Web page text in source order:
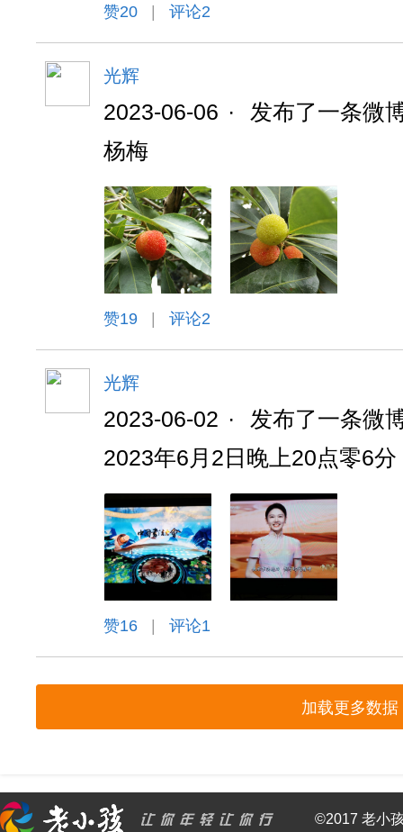
赞20 评论2
光辉
2023-06-06 ·
发布了一条微
杨梅
赞19 评论2
光辉
2023-06-02 ·
发布了一条微
2023年6月2日晚上20点零6
赞16 评论1
加载更多数据
©2017 老小